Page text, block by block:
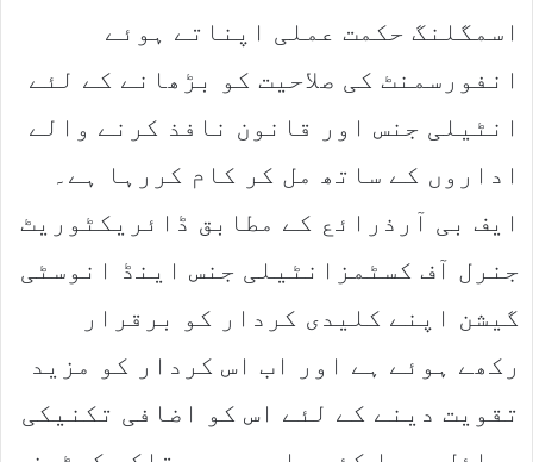
اسمگلنگ حکمت عملی اپناتے ہوئے
انفورسمنٹ کی صلاحیت کو بڑھانے کے لئے
انٹیلی جنس اور قانون نافذ کرنے والے
اداروں کے ساتھ مل کر کام کررہا ہے۔
ایف بی آرذرائع کے مطابق ڈائریکٹوریٹ
جنرل آف کسٹمزانٹیلی جنس اینڈ انوسٹی
گیشن اپنے کلیدی کردار کو برقرار
رکھے ہوئے ہے اور اب اس کردار کو مزید
تقویت دینے کے لئے اس کو اضافی تکنیکی